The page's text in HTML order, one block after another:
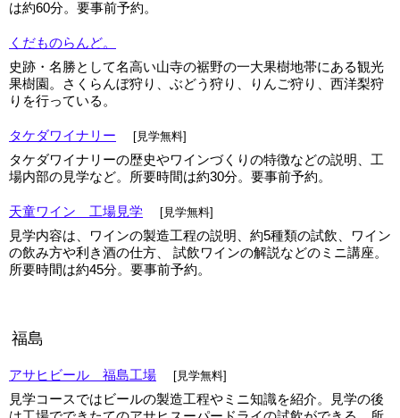
は約60分。要事前予約。
くだものらんど。
史跡・名勝として名高い山寺の裾野の一大果樹地帯にある観光
果樹園。さくらんぼ狩り、ぶどう狩り、りんご狩り、西洋梨狩
りを行っている。
タケダワイナリー [見学無料]
タケダワイナリーの歴史やワインづくりの特徴などの説明、工
場内部の見学など。所要時間は約30分。要事前予約。
天童ワイン 工場見学 [見学無料]
見学内容は、ワインの製造工程の説明、約5種類の試飲、ワイン
の飲み方や利き酒の仕方、 試飲ワインの解説などのミニ講座。
所要時間は約45分。要事前予約。
福島
アサヒビール 福島工場 [見学無料]
見学コースではビールの製造工程やミニ知識を紹介。見学の後